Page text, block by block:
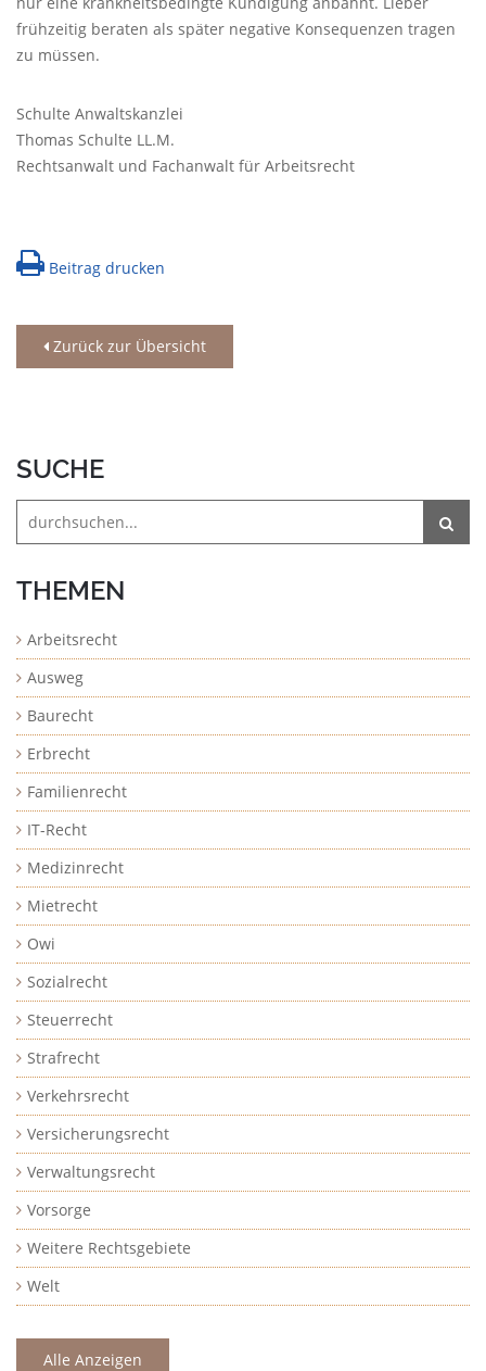
frühzeitig beraten als später negative Konsequenzen tragen
zu müssen.
Schulte Anwaltskanzlei
Thomas Schulte LL.M.
Rechtsanwalt und Fachanwalt für Arbeitsrecht
Beitrag drucken
Zurück zur Übersicht
SUCHE
THEMEN
Arbeitsrecht
Ausweg
Baurecht
Erbrecht
Familienrecht
IT-Recht
Medizinrecht
Mietrecht
Owi
Sozialrecht
Steuerrecht
Strafrecht
Verkehrsrecht
Versicherungsrecht
Verwaltungsrecht
Vorsorge
Weitere Rechtsgebiete
Welt
Alle Anzeigen